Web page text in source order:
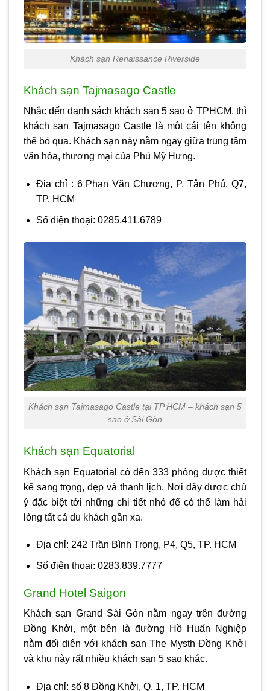
Khách sạn Renaissance Riverside
Khách sạn Tajmasago Castle
Nhắc đến danh sách khách sạn 5 sao ở TPHCM, thì
khách sạn Tajmasago Castle là một cái tên không
thể bỏ qua. Khách sạn này nằm ngay giữa trung tâm
văn hóa, thương mại của Phú Mỹ Hưng.
Địa chỉ : 6 Phan Văn Chương, P. Tân Phú, Q7,
TP. HCM
Số điện thoại: 0285.411.6789
Khách sạn Tajmasago Castle tại TP HCM – khách sạn 5
sao ở Sài Gòn
Khách sạn Equatorial
Khách sạn Equatorial có đến 333 phòng được thiết
kế sang trọng, đẹp và thanh lịch. Nơi đây được chú
ý đặc biệt tới những chi tiết nhỏ để có thể làm hài
lòng tất cả du khách gần xa.
Địa chỉ: 242 Trần Bình Trọng, P4, Q5, TP. HCM
Số điện thoại: 0283.839.7777
Grand Hotel Saigon
Khách sạn Grand Sài Gòn nằm ngay trên đường
Đồng Khởi, một bên là đường Hồ Huấn Nghiệp
nằm đối diện với khách sạn The Mysth Đồng Khởi
và khu này rất nhiều khách sạn 5 sao khác.
Địa chỉ: số 8 Đồng Khởi, Q. 1, TP. HCM